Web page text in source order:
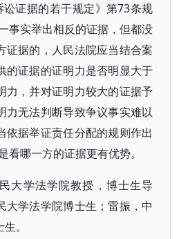
证据的若干规定》第73条规
事实举出相反的证据，但都没
证据的，人民法院应当结合案
的证据的证明力是否明显大于
力，并对证明力较大的证据予
力无法判断导致争议事实难以
依据举证责任分配的规则作出
看哪一方的证据更有优势。
大学法学院教授，博士生导
大学法学院博士生；雷振，中
。